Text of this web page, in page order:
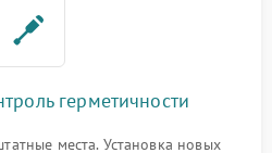
герметичности
места. Установка новых